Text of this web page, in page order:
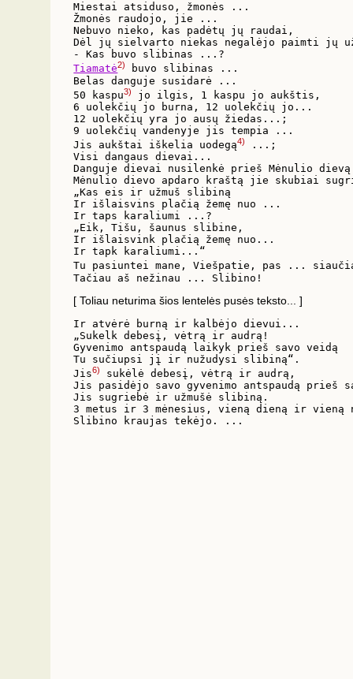
Miestai atsiduso, žmonės ...
Žmonės raudojo, jie ...
Nebuvo nieko, kas padėtų jų raudai,
Dėl jų sielvarto niekas negalėjo paimti jų
Tiamatė2)
buvo slibinas ...
Belas danguje susidarė ...
50 kaspu3)
jo ilgis, 1 kaspu jo aukštis,
6 uolekčių jo burna, 12 uolekčių jo...
12 uolekčių yra jo ausų žiedas...;
9 uolekčių vandenyje jis tempia ...
Jis aukštai iškelia uodegą4)
...;
Visi dangaus dievai...
Danguje dievai nusilenkė prieš Mėnulio
Mėnulio dievo apdaro kraštą jie skubiai
„Kas eis ir užmuš slibiną
Ir išlaisvins plačią žemę nuo ...
Ir taps karaliumi ...?
„Eik, Tišu, šaunus slibine,
Ir išlaisvink plačią žemę nuo...
Ir tapk karaliumi...“
Tu pasiuntei mane, Viešpatie, pas ...
[ Toliau neturima šios lentelės pusės teksto... ]
Ir atvėrė burną ir kalbėjo dievui...
„Sukelk debesį, vėtrą ir audrą!
Gyvenimo antspaudą laikyk prieš savo veidą
Tu sučiupsi jį ir nužudysi slibiną“.
Jis6)
sukėlė debesį, vėtrą ir audrą,
Jis pasidėjo savo gyvenimo antspaudą prieš
Jis sugriebė ir užmušė slibiną.
3 metus ir 3 mėnesius, vieną dieną ir vieną